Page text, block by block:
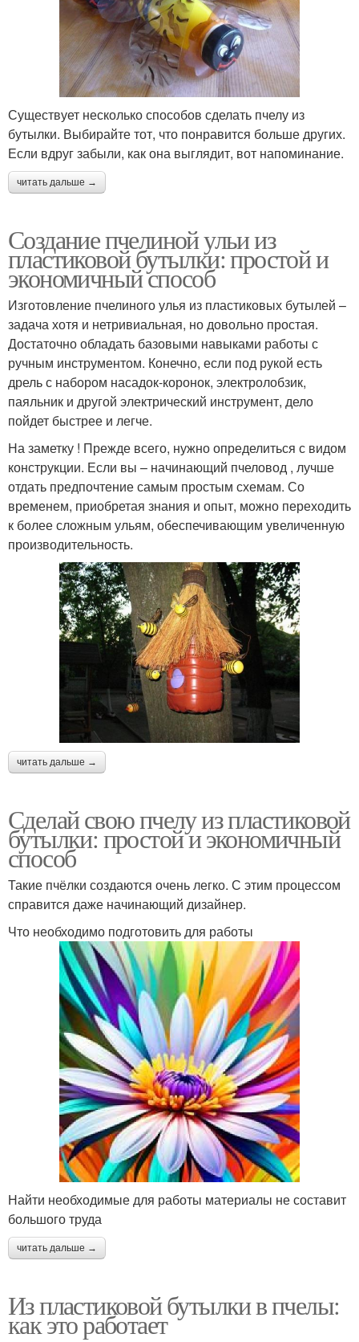
Существует несколько способов сделать пчелу из
бутылки. Выбирайте тот, что понравится больше других.
Если вдруг забыли, как она выглядит, вот напоминание.
читать дальше →
Создание пчелиной ульи из
пластиковой бутылки: простой и
экономичный способ
Изготовление пчелиного улья из пластиковых бутылей –
задача хотя и нетривиальная, но довольно простая.
Достаточно обладать базовыми навыками работы с
ручным инструментом. Конечно, если под рукой есть
дрель с набором насадок-коронок, электролобзик,
паяльник и другой электрический инструмент, дело
пойдет быстрее и легче.
На заметку ! Прежде всего, нужно определиться с видом
конструкции. Если вы – начинающий пчеловод , лучше
отдать предпочтение самым простым схемам. Со
временем, приобретая знания и опыт, можно переходить
к более сложным ульям, обеспечивающим увеличенную
производительность.
читать дальше →
Сделай свою пчелу из пластиковой
бутылки: простой и экономичный
способ
Такие пчёлки создаются очень легко. С этим процессом
справится даже начинающий дизайнер.
Что необходимо подготовить для работы
Найти необходимые для работы материалы не составит
большого труда
читать дальше →
Из пластиковой бутылки в пчелы:
как это работает